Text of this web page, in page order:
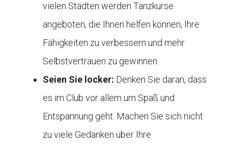
vielen Städten werden Tanzkurse
angeboten, die Ihnen helfen können, Ihre
Fähigkeiten zu verbessern und mehr
Selbstvertrauen zu gewinnen.
Seien Sie locker: Denken Sie daran, dass
es im Club vor allem um Spaß und
Entspannung geht. Machen Sie sich nicht
zu viele Gedanken über Ihre